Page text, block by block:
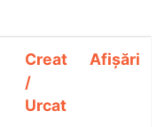
Creat
/
Urcat
Afișări